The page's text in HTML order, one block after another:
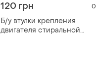
120 грн 0
Б/у втулки крепления
двигателя стиральной